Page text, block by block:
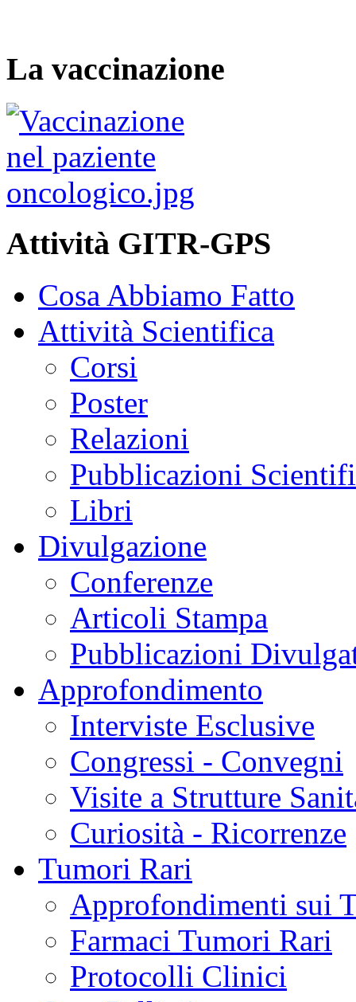
La vaccinazione
Attività GITR-GPS
Cosa Abbiamo Fatto
Attività Scientifica
Corsi
Poster
Relazioni
Pubblicazioni
Libri
Divulgazione
Conferenze
Articoli Stampa
Pubblicazioni
Approfondimento
Interviste Esclusive
Congressi - Convegni
Visite a Strutture
Curiosità - Ricorrenze
Tumori Rari
Approfondimenti sui
Farmaci Tumori Rari
Protocolli Clinici